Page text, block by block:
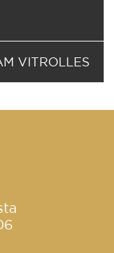
VITROLLES